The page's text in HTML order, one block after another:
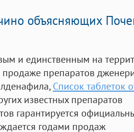
объясняющих
и единственным на
продаже препаратов
, Список таблеток
известных препаратов
гарантируется
годами продаж